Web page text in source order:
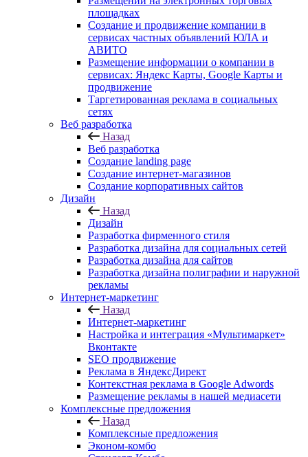
площадках
Создание и продвижение компании в
сервисах частных объявлений ЮЛА и
АВИТО
Размещение информации о компании в
сервисах: Яндекс Карты, Google Карты и
продвижение
Таргетированная реклама в социальных
сетях
Веб разработка
Назад
Веб разработка
Создание landing page
Создание интернет-магазинов
Создание корпоративных сайтов
Дизайн
Назад
Дизайн
Разработка фирменного стиля
Разработка дизайна для социальных сетей
Разработка дизайна для сайтов
Разработка дизайна полиграфии и наружной
рекламы
Интернет-маркетинг
Назад
Интернет-маркетинг
Настройка и интеграция «Мультимаркет»
Вконтакте
SEO продвижение
Реклама в ЯндексДирект
Контекстная реклама в Google Adwords
Размещение рекламы в нашей медиасети
Комплексные предложения
Назад
Комплексные предложения
Эконом-комбо